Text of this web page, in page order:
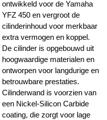
ontwikkeld voor de Yamaha
YFZ 450 en vergroot de
cilinderinhoud voor merkbaar
extra vermogen en koppel.
De cilinder is opgebouwd uit
hoogwaardige materialen en
ontworpen voor langdurige en
betrouwbare prestaties.
Cilinderwand is voorzien van
een Nickel-Silicon Carbide
coating, die zorgt voor lage